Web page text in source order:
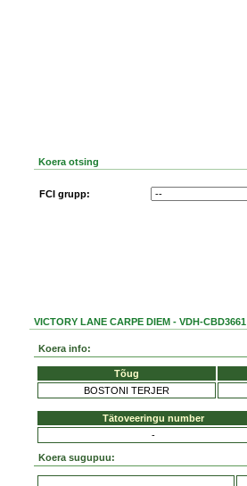
Koera otsing
FCI grupp:
VICTORY LANE CARPE DIEM - VDH-CBD3661
Koera info:
Tõug
BOSTONI TERJER
Tätoveeringu number
-
Koera sugupuu: